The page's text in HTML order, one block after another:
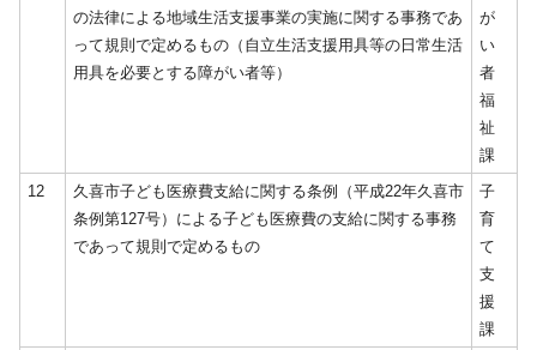
の法律による地域生活支援事業の実施に関する事務であ
って規則で定めるもの（自立生活支援用具等の日常生活
用具を必要とする障がい者等）
が
い
者
福
祉
課
12
久喜市子ども医療費支給に関する条例（平成22年久喜市
条例第127号）による子ども医療費の支給に関する事務
であって規則で定めるもの
子
育
て
支
援
課